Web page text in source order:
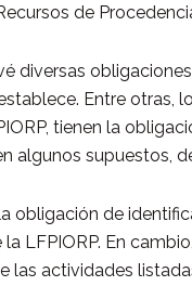
de
diversas
Entre otras,
tienen la
algunos supuestos,
obligación de
la LFPIORP. En
las actividades